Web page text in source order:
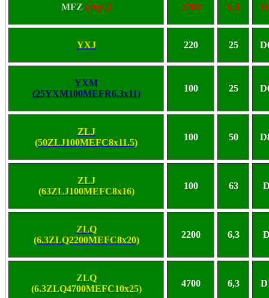
MFZ (exp.!) 2700 6,3
YXJ 220 25
YXM
(25YXM100MEFR6.3x11)
100 25
ZLJ
(50ZLJ100MEFC8x11.5)
100 50
ZLJ
(63ZLJ100MEFC8x16)
100 63
ZLQ
(6.3ZLQ2200MEFC8x20)
2200 6,3
ZLQ
(6.3ZLQ4700MEFC10x25)
4700 6,3